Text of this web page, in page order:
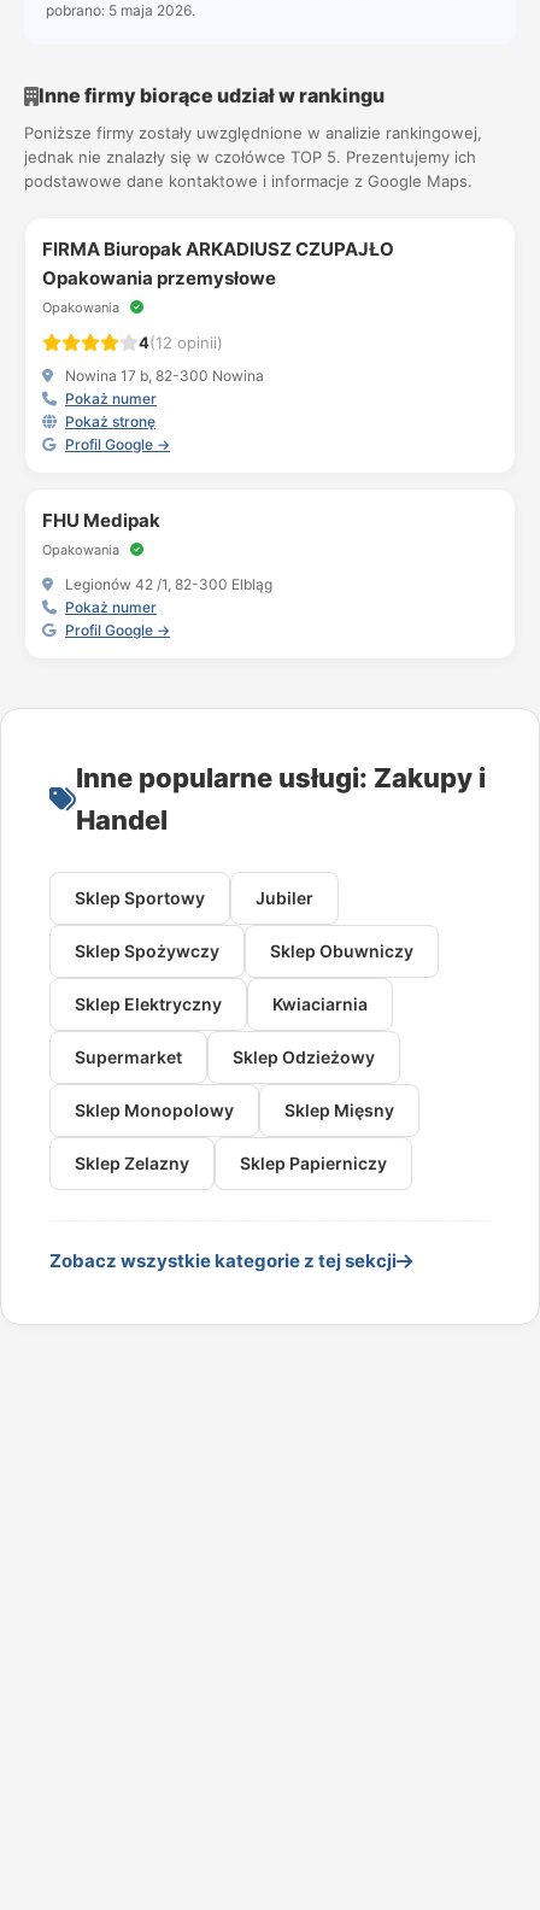
pobrano: 5 maja 2026.
Inne firmy biorące udział w rankingu
Poniższe firmy zostały uwzględnione w analizie rankingowej,
jednak nie znalazły się w czołówce TOP 5. Prezentujemy ich
podstawowe dane kontaktowe i informacje z Google Maps.
FIRMA Biuropak ARKADIUSZ CZUPAJŁO
Opakowania przemysłowe
Opakowania
4(12 opinii)
Nowina 17 b, 82-300 Nowina
Pokaż numer
Pokaż stronę
Profil Google →
FHU Medipak
Opakowania
Legionów 42 /1, 82-300 Elbląg
Pokaż numer
Profil Google →
Inne popularne usługi: Zakupy i
Handel
Sklep Sportowy Jubiler
Sklep Spożywczy Sklep Obuwniczy
Sklep Elektryczny Kwiaciarnia
Supermarket Sklep Odzieżowy
Sklep Monopolowy Sklep Mięsny
Sklep Zelazny Sklep Papierniczy
Zobacz wszystkie kategorie z tej sekcji